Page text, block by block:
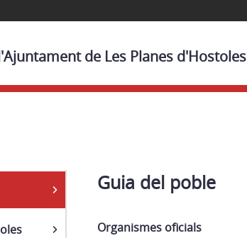
de Les Planes d'Hostoles
Guia del poble
Organismes oficials